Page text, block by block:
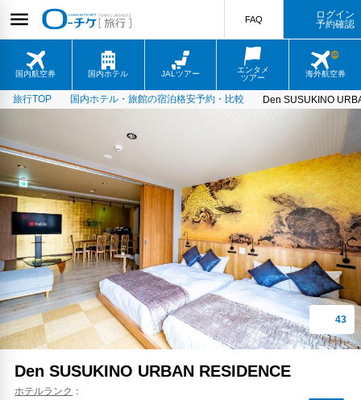
国内航空券 国内ホテル JALツアー
エンタメ
ツアー
海外航空券
FAQ
ログイン
予約確認
旅行TOP 国内ホテル・旅館の宿泊格安予約・比較 Den SUSUKINO
Den SUSUKINO URBAN RESIDENCE
ホテルランク